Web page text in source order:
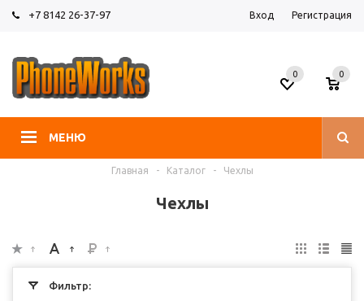
+7 8142 26-37-97 Вход Регистрация
МЕНЮ
0 0
Главная - Каталог - Чехлы
Чехлы
Фильтр: